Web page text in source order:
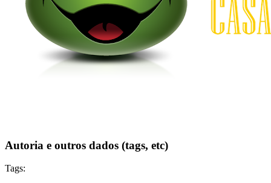
Autoria e outros dados (tags, etc)
Tags: